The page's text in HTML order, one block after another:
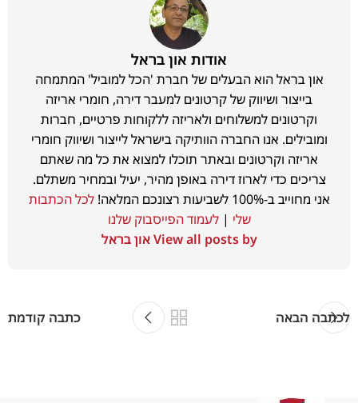
אודות און בראל
און בראל הוא הבעלים של חברת 'הכל למוביל' המתמחה
בייצור ושיווק של קרטונים למעבר דירה, חומרי אריזה
וקרטונים למשלוחים ולאריזה ללקוחות פרטיים, חברות
ומובילים. אנו החברה הוותיקה בישראל לייצור ושיווק חומרי
אריזה וקרטונים ובאתר תוכלו למצוא את כל מה שאתם
צריכים כדי לארוז דירה באופן מהיר, יעיל ובמחיר משתלם.
אני מחוייב ב-100% לשביעות רצונכם המלאה!
לכל הכתבות
שלי |לעמוד הפייסבוק שלנו
View all posts by און בראל
לכתבה הבאה כתבה קודמת